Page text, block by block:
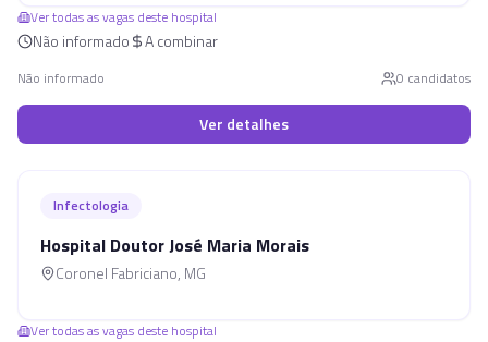
Ver todas as vagas deste hospital
Não informado A combinar
Não informado 0 candidatos
Ver detalhes
Infectologia
Hospital Doutor José Maria Morais
Coronel Fabriciano, MG
Ver todas as vagas deste hospital